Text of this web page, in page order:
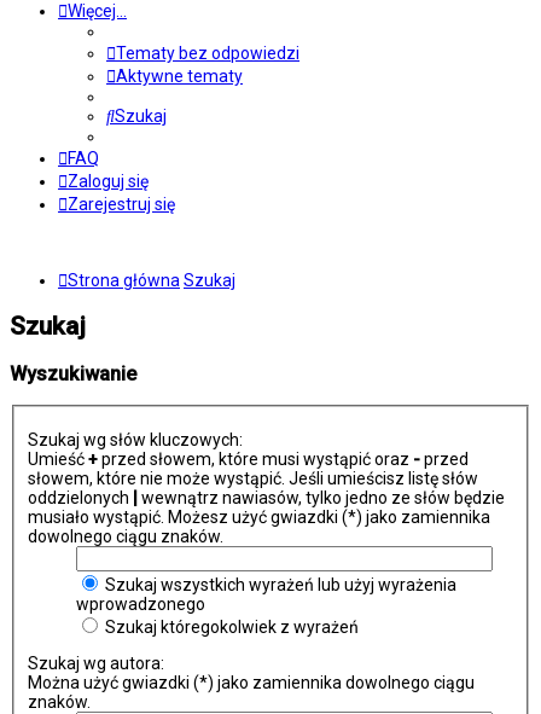
Więcej…
Tematy bez odpowiedzi
Aktywne tematy
Szukaj
FAQ
Zaloguj się
Zarejestruj się
Strona główna Szukaj
Szukaj
Wyszukiwanie
Szukaj wg słów kluczowych:
Umieść+przed słowem, które musi wystąpić oraz -przed
słowem, które nie może wystąpić. Jeśli umieścisz listę słów
oddzielonych
wewnątrz nawiasów, tylko jedno ze słów będzie
musiało wystąpić. Możesz użyć gwiazdki (*) jako zamiennika
dowolnego ciągu znaków.
Szukaj wszystkich wyrażeń lub użyj wyrażenia
wprowadzonego
Szukaj któregokolwiek z wyrażeń
Szukaj wg autora:
Można użyć gwiazdki (*) jako zamiennika dowolnego ciągu
znaków.